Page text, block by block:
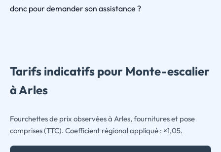
donc pour demander son assistance ?
Tarifs indicatifs pour Monte-escalier
à Arles
Fourchettes de prix observées à Arles, fournitures et pose
comprises (TTC). Coefficient régional appliqué : ×1,05.